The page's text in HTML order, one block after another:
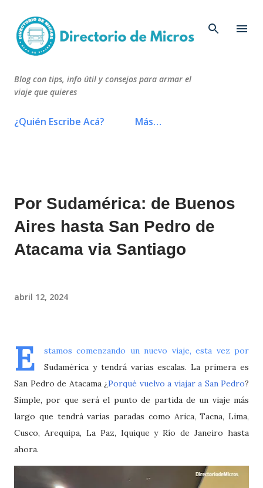
Blog con tips, info útil y consejos para armar el
viaje que quieres
¿Quién Escribe Acá? Más…
Por Sudamérica: de Buenos
Aires hasta San Pedro de
Atacama via Santiago
abril 12, 2024
E
stamos comenzando un nuevo viaje, esta vez por
Sudamérica y tendrá varias escalas. La primera es
San Pedro de Atacama ¿Porqué vuelvo a viajar a San Pedro?
Simple, por que será el punto de partida de un viaje más
largo que tendrá varias paradas como Arica, Tacna, Lima,
Cusco, Arequipa, La Paz, Iquique y Río de Janeiro hasta
ahora.